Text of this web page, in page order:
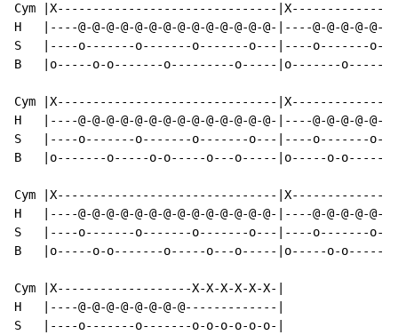
Cym |X-------------------------------
H   |----@-@-@-@-@-@-@-@-@-@-@-@-@-@-|----@-@-@-@-@-@-
S   |----o-------o-------o-------o---|----o-------
B   |o-----o-o-------o---------o-----|o-------
Cym |X-------------------------------
H   |----@-@-@-@-@-@-@-@-@-@-@-@-@-@-|----@-@-@-@-@-@-
S   |----o-------o-------o-------o---|----o-------
B   |o-------o-----o-o-----o---o-----|o-----o-
Cym |X-------------------------------
H   |----@-@-@-@-@-@-@-@-@-@-@-@-@-@-|----@-@-@-@-@-@-
S   |----o-------o-------o-------o---|----o-------
B   |o-----o-o-------o-----o---o-----|o-----o-o-----
Cym |X-------------------X-X-X-X-X-X-|
H   |----@-@-@-@-@-@-@-@-------------|
S   |----o-------o-------o-o-o-o-o-o-|